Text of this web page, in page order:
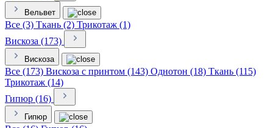
Вельвет
Все (3) Ткань (2) Трикотаж (1)
Вискоза (173)
Вискоза
Все (173) Вискоза с принтом (143) Однотон (18) Ткань (115)
Трикотаж (14)
Гипюр (16)
Гипюр